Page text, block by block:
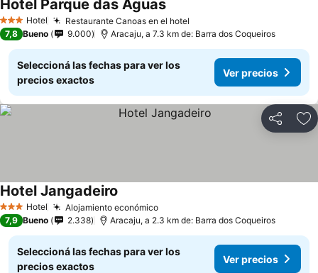
3 Estrellas
Hotel Restaurante Canoas en el hotel
Hotel Parque das Aguas
7,8 Bueno 9.000 Aracaju, a 7.3 km de: Barra dos Coqueiros
Seleccioná las fechas para ver los
precios exactos
Ver precios
Compartir
3 Estrellas
Hotel Alojamiento económico
Hotel Jangadeiro
7,9 Bueno 2.338 Aracaju, a 2.3 km de: Barra dos Coqueiros
Seleccioná las fechas para ver los
precios exactos
Ver precios